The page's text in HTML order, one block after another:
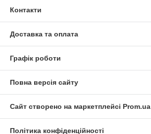
Контакти
Доставка та оплата
Графік роботи
Повна версія сайту
Сайт створено на маркетплейсі Prom.ua
Політика конфіденційності